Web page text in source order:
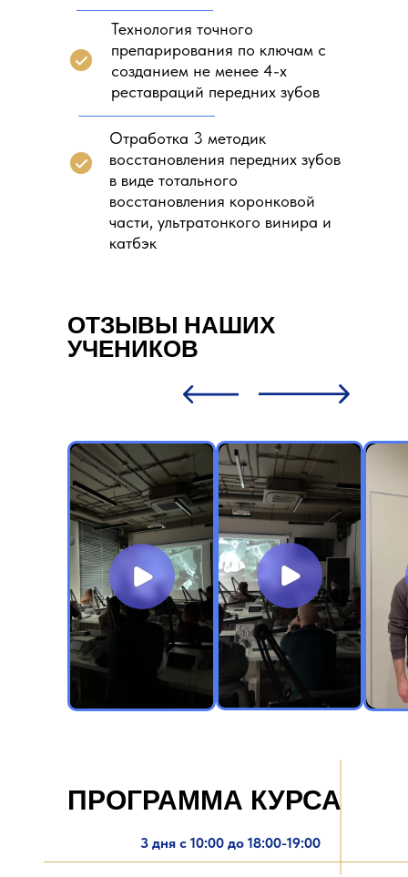
Отработка 3 методик
восстановления передних зубов
в виде тотального
восстановления коронковой
части, ультратонкого винира и
катбэк
Технология точного
препарирования по ключам с
созданием не менее 4-х
реставраций передних зубов
ОТЗЫВЫ НАШИХ
УЧЕНИКОВ
ПРОГРАММА КУРСА
3 дня с 10:00 до 18:00-19:00